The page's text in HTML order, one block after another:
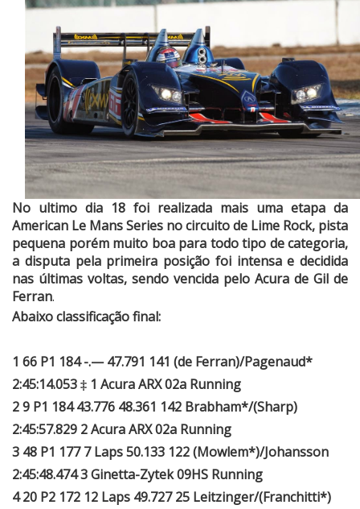
No ultimo dia 18 foi realizada mais uma etapa da
American Le Mans Series no circuito de Lime Rock, pista
pequena porém muito boa para todo tipo de categoria,
a disputa pela primeira posição foi intensa e decidida
nas últimas voltas, sendo vencida pelo Acura de Gil de
Ferran.
Abaixo classificação final:
1 66 P1 184 -.— 47.791 141 (de Ferran)/Pagenaud*
2:45:14.053 ‡ 1 Acura ARX 02a Running
2 9 P1 184 43.776 48.361 142 Brabham*/(Sharp)
2:45:57.829 2 Acura ARX 02a Running
3 48 P1 177 7 Laps 50.133 122 (Mowlem*)/Johansson
2:45:48.474 3 Ginetta-Zytek 09HS Running
4 20 P2 172 12 Laps 49.727 25 Leitzinger/(Franchitti*)